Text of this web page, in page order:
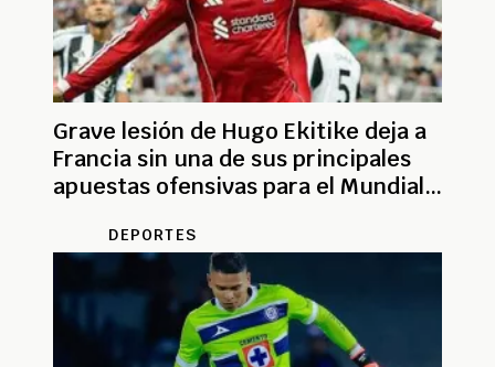
Grave lesión de Hugo Ekitike deja a
Francia sin una de sus principales
apuestas ofensivas para el Mundial
DEPORTES